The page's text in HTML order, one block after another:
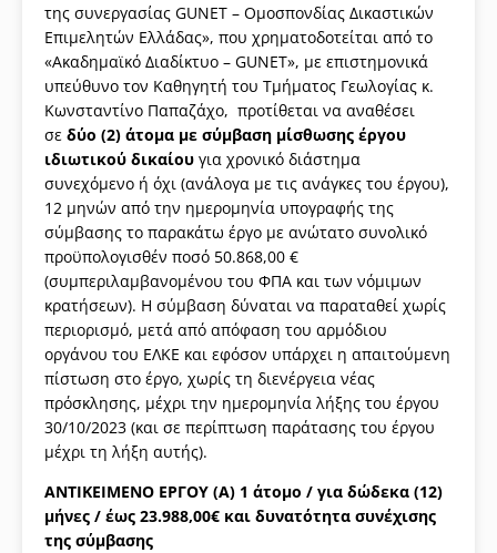
της συνεργασίας GUNET – Ομοσπονδίας Δικαστικών
Επιμελητών Ελλάδας», που χρηματοδοτείται από το
«Ακαδημαϊκό Διαδίκτυο – GUNET», με επιστημονικά
υπεύθυνο τον Καθηγητή του Τμήματος Γεωλογίας κ.
Κωνσταντίνο Παπαζάχο, προτίθεται να αναθέσει
σε δύο (2) άτομα με σύμβαση μίσθωσης έργου
ιδιωτικού δικαίου για χρονικό διάστημα
συνεχόμενο ή όχι (ανάλογα με τις ανάγκες του έργου),
12 μηνών από την ημερομηνία υπογραφής της
σύμβασης το παρακάτω έργο με ανώτατο συνολικό
προϋπολογισθέν ποσό 50.868,00 €
(συμπεριλαμβανομένου του ΦΠΑ και των νόμιμων
κρατήσεων). Η σύμβαση δύναται να παραταθεί χωρίς
περιορισμό, μετά από απόφαση του αρμόδιου
οργάνου του ΕΛΚΕ και εφόσον υπάρχει η απαιτούμενη
πίστωση στο έργο, χωρίς τη διενέργεια νέας
πρόσκλησης, μέχρι την ημερομηνία λήξης του έργου
30/10/2023 (και σε περίπτωση παράτασης του έργου
μέχρι τη λήξη αυτής).
ΑΝΤΙΚΕΙΜΕΝΟ ΕΡΓΟΥ (Α) 1 άτομο / για δώδεκα (12)
μήνες / έως 23.988,00€ και δυνατότητα συνέχισης
της σύμβασης